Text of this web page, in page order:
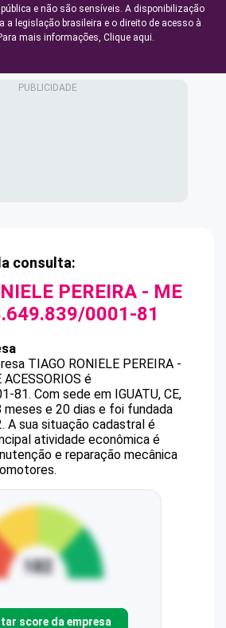
e não são sensíveis. A disponibilização
a legislação brasileira e o direito de acesso à
mais informações, Clique aqui.
consulta:
PEREIRA - ME
0001-81
TIAGO RONIELE PEREIRA -
ACESSORIOS é
81. Com sede em IGUATU, CE,
meses e 20 dias e foi fundada
A sua situação cadastral é
atividade econômica é
e reparação mecânica
score da empresa